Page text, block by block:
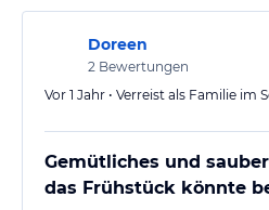
jetzt sicherlich nicht mehr!
Nicht einmal eine
ich nicht ok!
Doreen
2 Bewertungen
Vor 1 Jahr • Verreist als Familie im
Gemütliches und
das Frühstück könnte